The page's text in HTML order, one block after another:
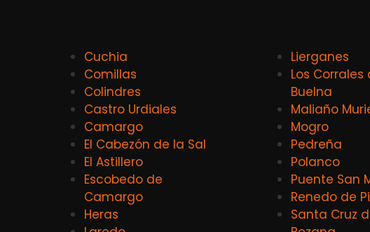
Cuchia
Comillas
Colindres
Castro Urdiales
Camargo
El Cabezón de la Sal
El Astillero
Escobedo de
Camargo
Heras
Lierganes
Los Corrales
Buelna
Maliaño
Mogro
Pedreña
Polanco
Puente San
Renedo de
Santa Cruz